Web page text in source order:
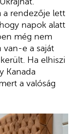
a rendezője lett
napok alatt
még nem
van-e a saját
Ha elhiszi
Kanada
a valóság